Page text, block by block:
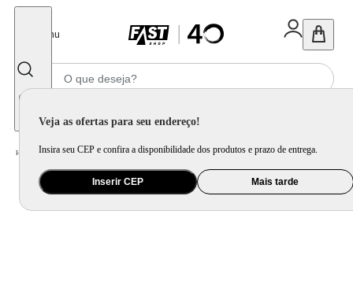
Menu
Veja as ofertas para seu endereço!
Insira seu CEP e confira a disponibilidade dos produtos e prazo de entrega.
Inserir CEP Mais tarde
Home Mercado / Bebida Bebida Não Alcoolica